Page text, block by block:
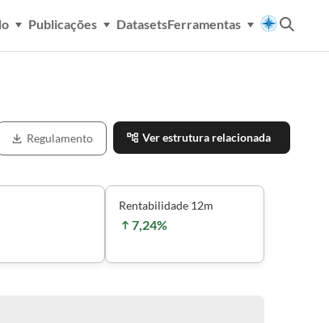
Publicações DatasetsFerramentas
Regulamento Ver estrutura relacionada
Rentabilidade 12m
7,24%